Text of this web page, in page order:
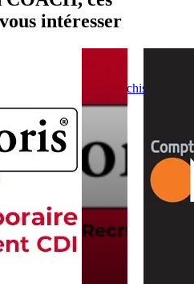
Devenir franchiseur
intéresser